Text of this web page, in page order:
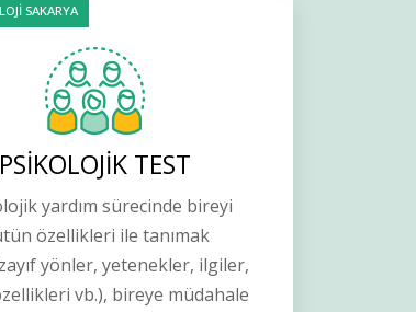
PSİKOLOJİK TEST
yardım sürecinde bireyi
özellikleri ile tanımak
yönler, yetenekler, ilgiler,
vb.), bireye müdahale
SAKARYA